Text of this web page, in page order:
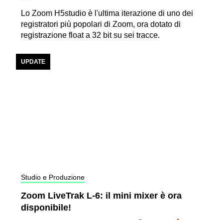
Lo Zoom H5studio è l'ultima iterazione di uno dei
registratori più popolari di Zoom, ora dotato di
registrazione float a 32 bit su sei tracce.
UPDATE
Studio e Produzione
Zoom LiveTrak L-6: il mini mixer è ora
disponibile!